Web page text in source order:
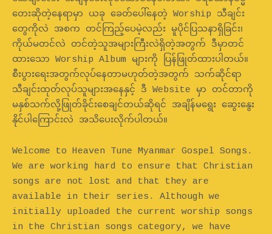
တေးဆိုတဲ့နေရာမှာ ယခု ခေတ်ပေါ်နေတဲ့ Worship သီချင်း
တွေကိုလဲ အစက တင်ကြည့်ပေမဲ့လည်း မူပိုင်ပြသနာရှိခြင်း၊
ကိုယ်မတင်လဲ တင်တဲ့သူအများကြီးလဲရှိတဲ့အတွက် ဒီမှာတင်
ထားသော Worship Album များကို ပြန်ဖြုတ်ထားပါတယ်။
စီးပွားရေးအတွက်လုပ်နေတာမဟုတ်တဲ့အတွက် သက်ဆိုင်ရာ
သီချင်းထုတ်လုပ်သူများအနေနှင့် ဒီ Website မှာ တင်တာကို
မနှစ်သက်လို့ဖြုတ်ခိုင်းစေချင်တယ်ဆိုရင် အချိန်မရွေး ဆွေးနွေး
နိုင်ပါကြောင်းလဲ အသိပေးလိုက်ပါတယ်။
Welcome to Heaven Tune Myanmar Gospel Songs.
We are working hard to ensure that Christian
songs are not lost and that they are
available in their series. Although we
initially uploaded the current worship songs
in the Christian songs category, we have